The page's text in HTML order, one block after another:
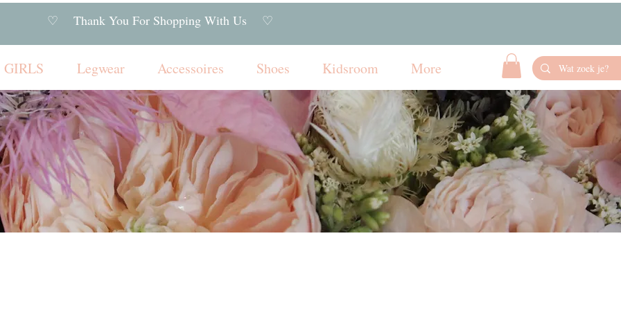
♡ Thank You For Shopping With Us ♡
GIRLS Legwear Accessoires Shoes Kidsroom More